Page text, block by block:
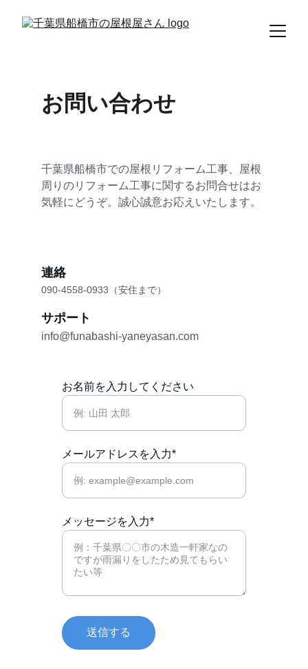
お問い合わせ
千葉県船橋市での屋根リフォーム工事、屋根
周りのリフォーム工事に関するお問合せはお
気軽にどうぞ。誠心誠意お応えいたします。
連絡
090-4558-0933（安住まで）
サポート
info@funabashi-yaneyasan.com
お名前を入力してください
メールアドレスを入力*
メッセージを入力*
送信する